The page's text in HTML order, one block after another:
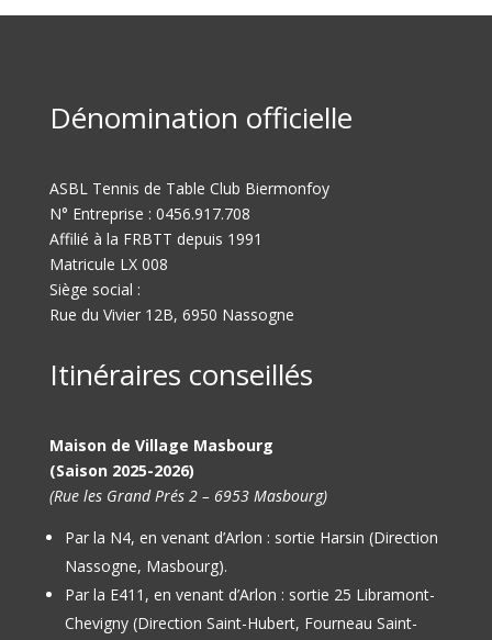
Dénomination officielle
ASBL Tennis de Table Club Biermonfoy
N° Entreprise : 0456.917.708
Affilié à la FRBTT depuis 1991
Matricule LX 008
Siège social :
Rue du Vivier 12B, 6950 Nassogne
Itinéraires conseillés
Maison de Village Masbourg
(Saison 2025-2026)
(Rue les Grand Prés 2 – 6953 Masbourg)
Par la N4, en venant d’Arlon : sortie Harsin (Direction
Nassogne, Masbourg).
Par la E411, en venant d’Arlon : sortie 25 Libramont-
Chevigny (Direction Saint-Hubert, Fourneau Saint-